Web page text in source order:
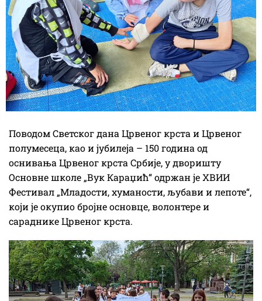
Поводом Светског дана Црвеног крста и Црвеног
полумесеца, као и јубилеја – 150 година од
оснивања Црвеног крста Србије, у дворишту
Основне школе „Вук Караџић“ одржан је XВИИ
Фестивал „Младости, хуманости, љубави и лепоте“,
који је окупио бројне основце, волонтере и
сараднике Црвеног крста.